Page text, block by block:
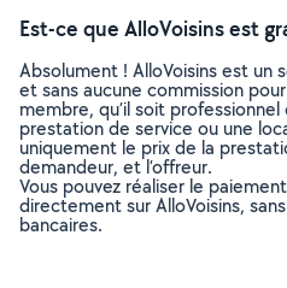
Est-ce que AlloVoisins est
Absolument ! AlloVoisins est
et sans aucune commission
membre, qu’il soit
prestation de service ou une
uniquement le prix de la
demandeur, et l’offreur.
Vous pouvez réaliser le
directement sur AlloVoisins,
bancaires.